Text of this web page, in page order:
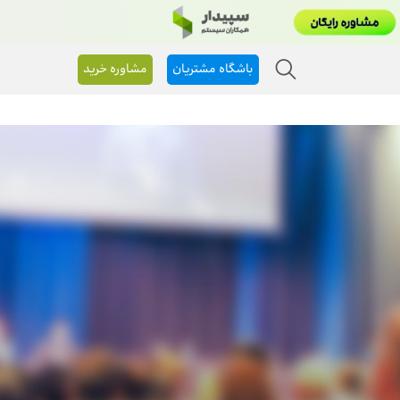
باشگاه مشتریان مشاوره خرید